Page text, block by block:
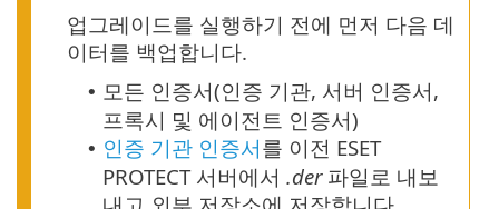
업그레이드를 실행하기 전에 먼저 다음 데
이터를 백업합니다.
• 모든 인증서(인증 기관, 서버 인증서,
프록시 및 에이전트 인증서)
• 인증 기관 인증서를 이전 ESET
PROTECT 서버에서 .der파일로 내보